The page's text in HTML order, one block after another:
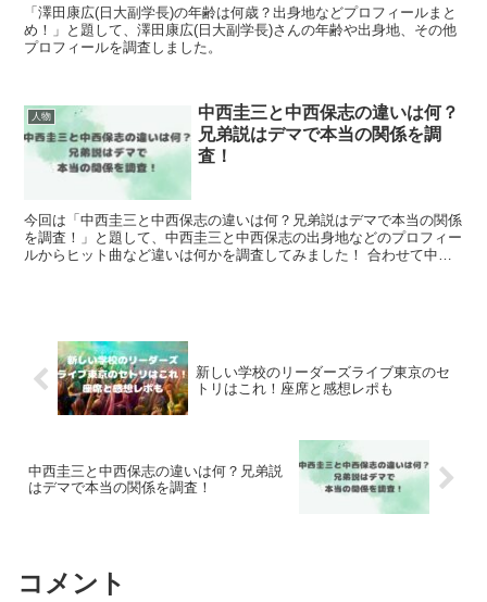
「澤田康広(日大副学長)の年齢は何歳？出身地などプロフィールまと
め！」と題して、澤田康広(日大副学長)さんの年齢や出身地、その他
プロフィールを調査しました。
人物
中西圭三と中西保志の違いは何？
兄弟説はデマで本当の関係を調
査！
今回は「中西圭三と中西保志の違いは何？兄弟説はデマで本当の関係
を調査！」と題して、中西圭三と中西保志の出身地などのプロフィー
ルからヒット曲など違いは何かを調査してみました！ 合わせて中西
新しい学校のリーダーズライブ東京のセ
トリはこれ！座席と感想レポも
中西圭三と中西保志の違いは何？兄弟説
はデマで本当の関係を調査！
コメント